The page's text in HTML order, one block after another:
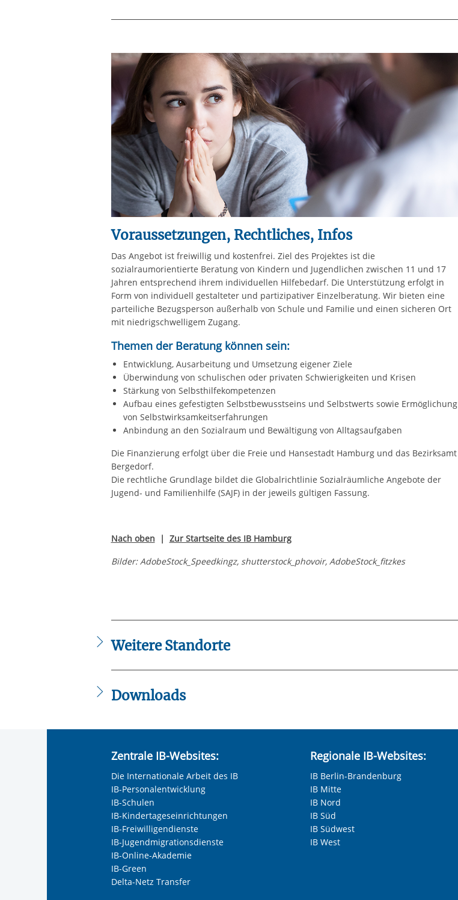
Voraussetzungen, Rechtliches, Infos
Das Angebot ist freiwillig und kostenfrei. Ziel des Projektes ist die
sozialraumorientierte Beratung von Kindern und Jugendlichen zwischen 11 und 17
Jahren entsprechend ihrem individuellen Hilfebedarf. Die Unterstützung erfolgt in
Form von individuell gestalteter und partizipativer Einzelberatung. Wir bieten eine
parteiliche Bezugsperson außerhalb von Schule und Familie und einen sicheren Ort
mit niedrigschwelligem Zugang.
Themen der Beratung können sein:
Entwicklung, Ausarbeitung und Umsetzung eigener Ziele
Überwindung von schulischen oder privaten Schwierigkeiten und Krisen
Stärkung von Selbsthilfekompetenzen
Aufbau eines gefestigten Selbstbewusstseins und Selbstwerts sowie Ermöglichung
von Selbstwirksamkeitserfahrungen
Anbindung an den Sozialraum und Bewältigung von Alltagsaufgaben
Die Finanzierung erfolgt über die Freie und Hansestadt Hamburg und das Bezirksamt
Bergedorf.
Die rechtliche Grundlage bildet die Globalrichtlinie Sozialräumliche Angebote der
Jugend- und Familienhilfe (SAJF) in der jeweils gültigen Fassung.
Nach oben | Zur Startseite des IB Hamburg
Bilder: AdobeStock_Speedkingz, shutterstock_phovoir, AdobeStock_fitzkes
Weitere Standorte
Downloads
Schnittstellenprojekt_IB_Flyer.pdf
Zentrale IB-Websites:
Die Internationale Arbeit des IB
IB-Personalentwicklung
IB-Schulen
IB-Kindertageseinrichtungen
IB-Freiwilligendienste
IB-Jugendmigrationsdienste
IB-Online-Akademie
IB-Green
Delta-Netz Transfer
Regionale IB-Websites:
IB Berlin-Brandenburg
IB Mitte
IB Nord
IB Süd
IB Südwest
IB West